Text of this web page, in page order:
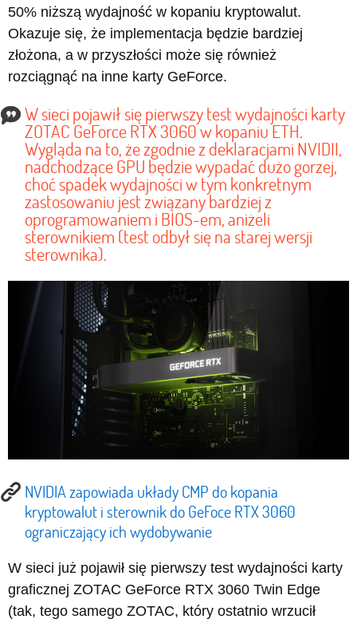
50% niższą wydajność w kopaniu kryptowalut.
Okazuje się, że implementacja będzie bardziej
złożona, a w przyszłości może się również
rozciągnąć na inne karty GeForce.
W sieci pojawił się pierwszy test wydajności karty
ZOTAC GeForce RTX 3060 w kopaniu ETH.
Wygląda na to, że zgodnie z deklaracjami NVIDII,
nadchodzące GPU będzie wypadać dużo gorzej,
choć spadek wydajności w tym konkretnym
zastosowaniu jest związany bardziej z
oprogramowaniem i BIOS-em, aniżeli
sterownikiem (test odbył się na starej wersji
sterownika).
NVIDIA zapowiada układy CMP do kopania
kryptowalut i sterownik do GeFoce RTX 3060
ograniczający ich wydobywanie
W sieci już pojawił się pierwszy test wydajności karty
graficznej ZOTAC GeForce RTX 3060 Twin Edge
(tak, tego samego ZOTAC, który ostatnio wrzucił